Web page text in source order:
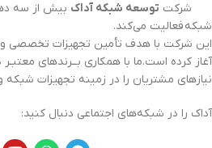
شرکت توسعه شبکه آداک بیش از سه
شبکهفعالیت می‌کند.
این شرکت با هدف تأمین تجهیزات تخصصی و
آغاز کرده است.ما با همکاری بــرندهای
نیازهای مشتریان را در زمینه تجهیزات شبکه
آداک را در شبکه‌های اجتماعی دنبال کنید: